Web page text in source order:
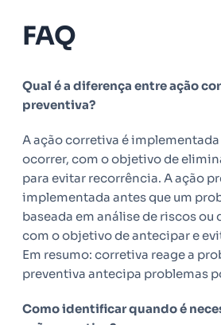
FAQ
Qual é a diferença entre ação
preventiva?
A ação corretiva é
ocorrer, com o objetivo de
para evitar recorrência. A ação
implementada antes que um
baseada em análise de riscos
com o objetivo de antecipar e
Em resumo: corretiva reage a
preventiva antecipa problemas
Como identificar quando é